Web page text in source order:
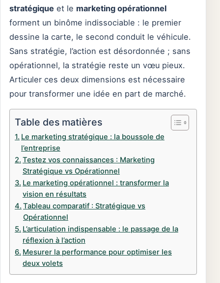
stratégique et le marketing opérationnel
forment un binôme indissociable : le premier
dessine la carte, le second conduit le véhicule.
Sans stratégie, l’action est désordonnée ; sans
opérationnel, la stratégie reste un vœu pieux.
Articuler ces deux dimensions est nécessaire
pour transformer une idée en part de marché.
Table des matières
Le marketing stratégique : la boussole de
l’entreprise
Testez vos connaissances : Marketing
Stratégique vs Opérationnel
Le marketing opérationnel : transformer la
vision en résultats
Tableau comparatif : Stratégique vs
Opérationnel
L’articulation indispensable : le passage de la
réflexion à l’action
Mesurer la performance pour optimiser les
deux volets